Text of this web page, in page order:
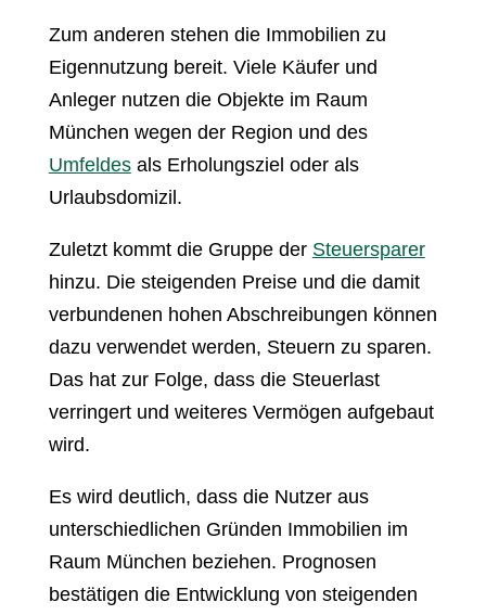
Zum anderen stehen die Immobilien zu
Eigennutzung bereit. Viele Käufer und
Anleger nutzen die Objekte im Raum
München wegen der Region und des
Umfeldesals Erholungsziel oder als
Urlaubsdomizil.
Zuletzt kommt die Gruppe der Steuersparer
hinzu. Die steigenden Preise und die damit
verbundenen hohen Abschreibungen können
dazu verwendet werden, Steuern zu sparen.
Das hat zur Folge, dass die Steuerlast
verringert und weiteres Vermögen aufgebaut
wird.
Es wird deutlich, dass die Nutzer aus
unterschiedlichen Gründen Immobilien im
Raum München beziehen. Prognosen
bestätigen die Entwicklung von steigenden